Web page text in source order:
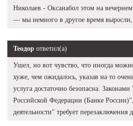
Николаев - Оксанабол этом на
— мы немного в другое время выросли,
Теодор ответил(а)
Ушел, но вот чувство, что иногда
хуже, чем ожидалось, указав на то
услуга достаточно безопасна.
Российской Федерации (Банке
деятельности" требует перезаключения